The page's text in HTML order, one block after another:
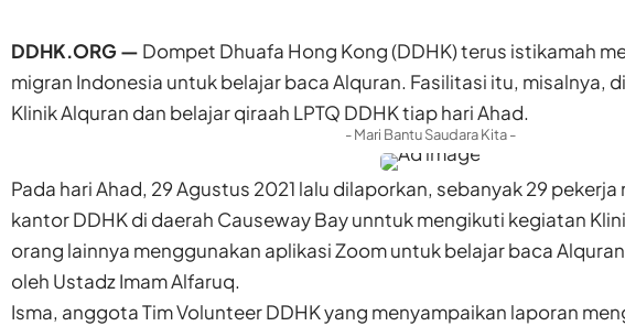
DDHK.ORG — Dompet Dhuafa Hong Kong (DDHK)terus istikamah
migran Indonesia untuk belajar baca Alquran. Fasilitasi itu, misalnya,
Klinik Alquran dan belajar qiraah LPTQ DDHKtiap hari Ahad.
- Mari Bantu Saudara Kita -
Pada hari Ahad, 29 Agustus 2021 lalu dilaporkan, sebanyak 29
kantor DDHK di daerah Causeway Bay unntuk mengikuti kegiatan
orang lainnya menggunakan aplikasi Zoom untuk belajar baca
oleh Ustadz Imam Alfaruq.
Isma, anggota Tim Volunteer DDHK yang menyampaikan laporan